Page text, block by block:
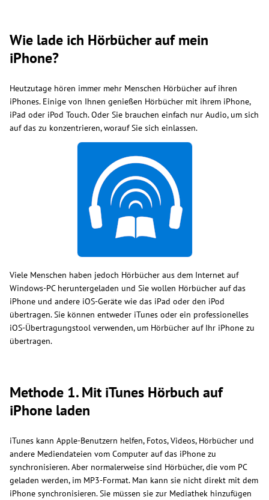
Wie lade ich Hörbücher auf mein
iPhone?
Heutzutage hören immer mehr Menschen Hörbücher auf ihren
iPhones. Einige von Ihnen genießen Hörbücher mit ihrem iPhone,
iPad oder iPod Touch. Oder Sie brauchen einfach nur Audio, um sich
auf das zu konzentrieren, worauf Sie sich einlassen.
Viele Menschen haben jedoch Hörbücher aus dem Internet auf
Windows-PC heruntergeladen und Sie wollen Hörbücher auf das
iPhone und andere iOS-Geräte wie das iPad oder den iPod
übertragen. Sie können entweder iTunes oder ein professionelles
iOS-Übertragungstool verwenden, um Hörbücher auf Ihr iPhone zu
übertragen.
Methode 1. Mit iTunes Hörbuch auf
iPhone laden
iTunes kann Apple-Benutzern helfen, Fotos, Videos, Hörbücher und
andere Mediendateien vom Computer auf das iPhone zu
synchronisieren. Aber normalerweise sind Hörbücher, die vom PC
geladen werden, im MP3-Format. Man kann sie nicht direkt mit dem
iPhone synchronisieren. Sie müssen sie zur Mediathek hinzufügen